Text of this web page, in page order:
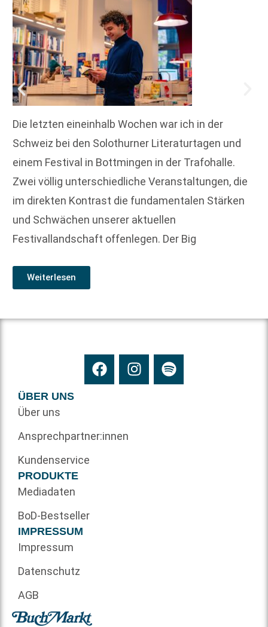
Die letzten eineinhalb Wochen war ich in der
Schweiz bei den Solothurner Literaturtagen und
einem Festival in Bottmingen in der Trafohalle.
Zwei völlig unterschiedliche Veranstaltungen, die
im direkten Kontrast die fundamentalen Stärken
und Schwächen unserer aktuellen
Festivallandschaft offenlegen. Der Big
Weiterlesen
ÜBER UNS
Über uns
Ansprechpartner:innen
Kundenservice
PRODUKTE
Mediadaten
BoD-Bestseller
IMPRESSUM
Impressum
Datenschutz
AGB